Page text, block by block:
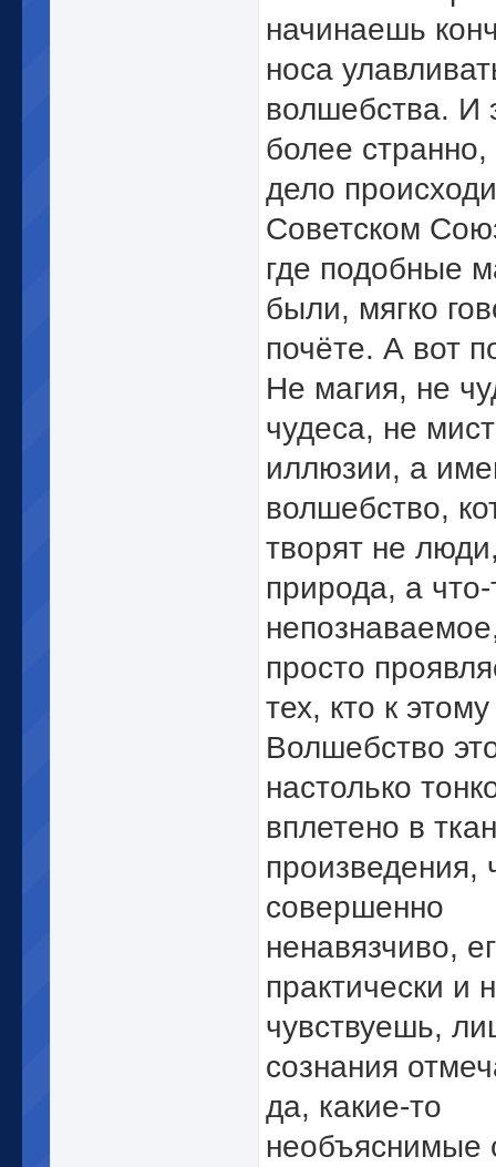
начинаешь
носа
волшебства. И
более странно,
дело
Советском
где подобные
были, мягко
почёте. А вот
Не магия, не
чудеса, не
иллюзии, а
волшебство,
творят не
природа, а что-
просто
тех, кто к
Волшебство
настолько
вплетено в
произведения,
совершенно
ненавязчиво,
практически и
чувствуешь,
сознания
да, какие-то
необъяснимые